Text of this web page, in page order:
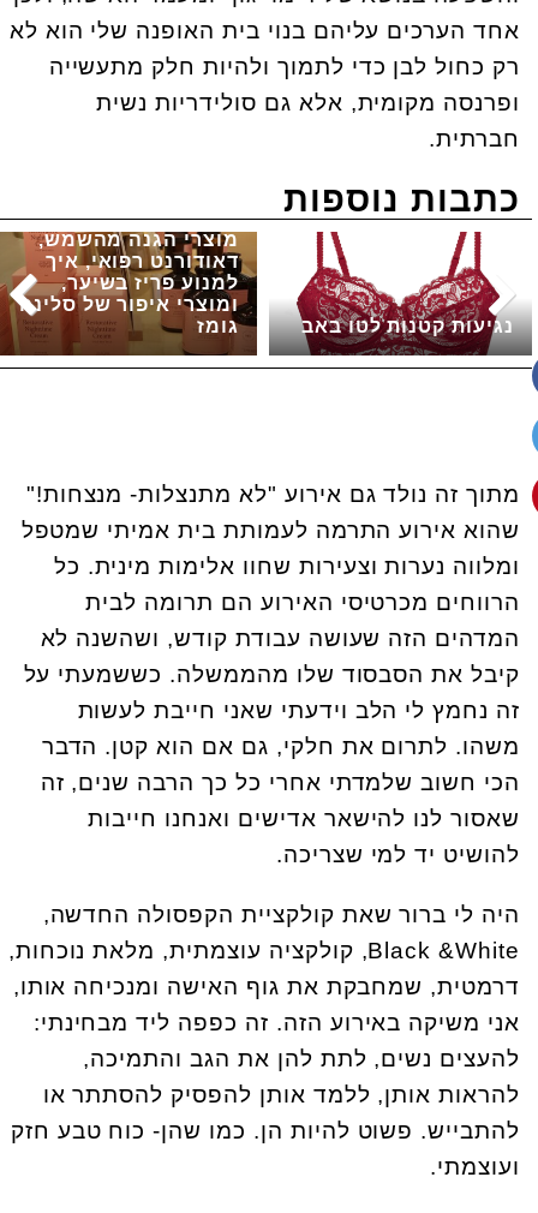
אחד הערכים עליהם בנוי בית האופנה שלי הוא לא
רק כחול לבן כדי לתמוך ולהיות חלק מתעשייה
ופרנסה מקומית, אלא גם סולידריות נשית
חברתית.
כתבות נוספות
מוצרי הגנה מהשמש,
דאודורנט רפואי, איך
למנוע פריז בשיער,
ומוצרי איפור של סלינה
גומז
נגיעות קטנות לטו באב
מתוך זה נולד גם אירוע "לא מתנצלות- מנצחות!"
שהוא אירוע התרמה לעמותת בית אמיתי שמטפל
ומלווה נערות וצעירות שחוו אלימות מינית. כל
הרווחים מכרטיסי האירוע הם תרומה לבית
המדהים הזה שעושה עבודת קודש, ושהשנה לא
קיבל את הסבסוד שלו מהממשלה. כששמעתי על
זה נחמץ לי הלב וידעתי שאני חייבת לעשות
משהו. לתרום את חלקי, גם אם הוא קטן. הדבר
הכי חשוב שלמדתי אחרי כל כך הרבה שנים, זה
שאסור לנו להישאר אדישים ואנחנו חייבות
להושיט יד למי שצריכה.
היה לי ברור שאת קולקציית הקפסולה החדשה,
Black &White, קולקציה עוצמתית, מלאת נוכחות,
דרמטית, שמחבקת את גוף האישה ומנכיחה אותו,
אני משיקה באירוע הזה. זה כפפה ליד מבחינתי:
להעצים נשים, לתת להן את הגב והתמיכה,
להראות אותן, ללמד אותן להפסיק להסתתר או
להתבייש. פשוט להיות הן. כמו שהן- כוח טבע חזק
ועוצמתי.